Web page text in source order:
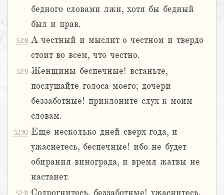
бедного словами лжи, хотя бы бедный
был и прав.
32:8 А честный и мыслит о честном и твердо
стоит во всем, что честно.
32:9 Женщины беспечные! встаньте,
послушайте голоса моего; дочери
беззаботные! приклоните слух к моим
словам.
32:10 Еще несколько дней сверх года, и
ужаснетесь, беспечные! ибо не будет
обирания винограда, и время жатвы не
настанет.
32:11 Содрогнитесь, беззаботные! ужаснитесь,